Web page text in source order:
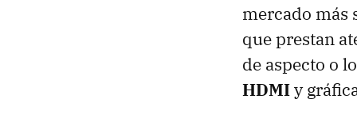
mercado más
que prestan
de aspecto o
HDMIy